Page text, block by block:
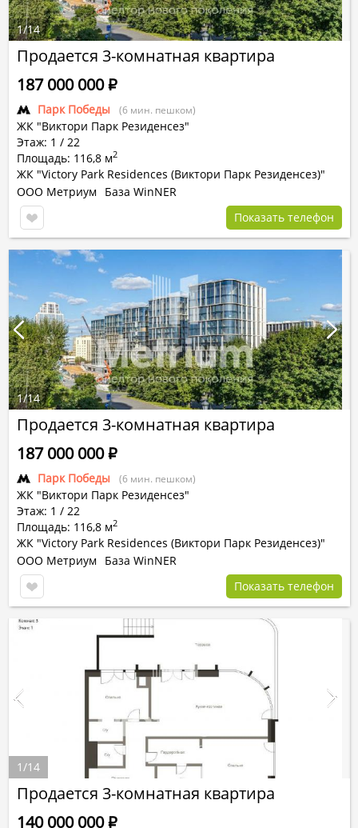
Продается 3-комнатная квартира
Парк Победы (6 мин. пешком)
ЖК "Виктори Парк Резиденсез"
Этаж: 1 / 22
Площадь: 116,8 м2
ЖК "Victory Park Residences (Виктори Парк Резиденсез)"
187 000 000Р
ООО Метриум
База WinNER
Показать телефон
1/14
Продается 3-комнатная квартира
Парк Победы (6 мин. пешком)
ЖК "Виктори Парк Резиденсез"
Этаж: 1 / 22
Площадь: 116,8 м2
ЖК "Victory Park Residences (Виктори Парк Резиденсез)"
187 000 000Р
ООО Метриум
База WinNER
Показать телефон
1/14
Продается 3-комнатная квартира
140 000 000Р
1/14